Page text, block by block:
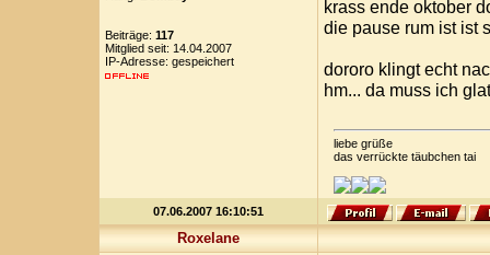
Beiträge: 117
Mitglied seit: 14.04.2007
IP-Adresse: gespeichert
krass ende oktober
die pause rum ist ist
dororo klingt echt
hm... da muss ich
liebe grüße
das verrückte täubchen tai
07.06.2007 16:10:51
Roxelane